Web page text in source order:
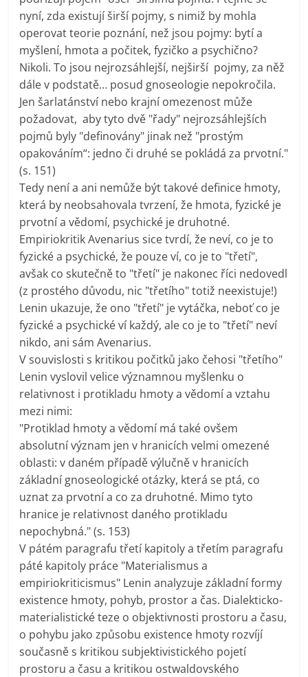
nyní, zda existují širší pojmy, s nimiž by mohla
operovat teorie poznání, než jsou pojmy: bytí a
myšlení, hmota a počitek, fyzičko a psychično?
Nikoli. To jsou nejrozsáhlejší, nejširší pojmy, za něž
dále v podstatě… posud gnoseologie nepokročila.
Jen šarlatánství nebo krajní omezenost může
požadovat, aby tyto dvě "řady" nejrozsáhlejších
pojmů byly "definovány" jinak než "prostým
opakováním“: jedno či druhé se pokládá za prvotní."
(s. 151)
Tedy není a ani nemůže být takové definice hmoty,
která by neobsahovala tvrzení, že hmota, fyzické je
prvotní a vědomí, psychické je druhotné.
Empiriokritik Avenarius sice tvrdí, že neví, co je to
fyzické a psychické, že pouze ví, co je to "třetí",
avšak co skutečně to "třetí" je nakonec říci nedovedl
(z prostého důvodu, nic "třetího" totiž neexistuje!)
Lenin ukazuje, že ono "třetí" je vytáčka, neboť co je
fyzické a psychické ví každý, ale co je to "třetí" neví
nikdo, ani sám Avenarius.
V souvislosti s kritikou počitků jako čehosi "třetího"
Lenin vyslovil velice významnou myšlenku o
relativnost i protikladu hmoty a vědomí a vztahu
mezi nimi:
"Protiklad hmoty a vědomí má také ovšem
absolutní význam jen v hranicích velmi omezené
oblasti: v daném případě výlučně v hranicích
základní gnoseologické otázky, která se ptá, co
uznat za prvotní a co za druhotné. Mimo tyto
hranice je relativnost daného protikladu
nepochybná." (s. 153)
V pátém paragrafu třetí kapitoly a třetím paragrafu
páté kapitoly práce "Materialismus a
empiriokriticismus" Lenin analyzuje základní formy
existence hmoty, pohyb, prostor a čas. Dialekticko-
materialistické teze o objektivnosti prostoru a času,
o pohybu jako způsobu existence hmoty rozvíjí
současně s kritikou subjektivistického pojetí
prostoru a času a kritikou ostwaldovského